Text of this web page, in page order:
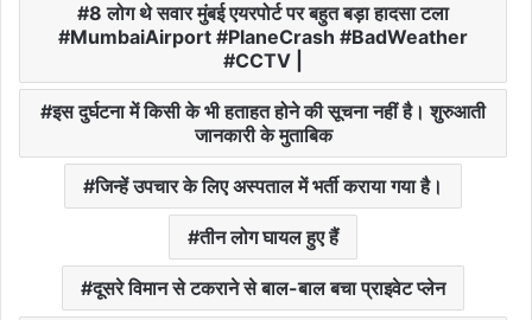
8 लोग थे सवार मुंबई एयरपोर्ट पर बहुत बड़ा हादसा टला
#MumbaiAirport #PlaneCrash #BadWeather
#CCTV |
इस दुर्घटना में किसी के भी हताहत होने की सूचना नहीं है। शुरुआती
जानकारी के मुताबिक
जिन्हें उपचार के लिए अस्पताल में भर्ती कराया गया है।
तीन लोग घायल हुए हैं
दूसरे विमान से टकराने से बाल-बाल बचा प्राइवेट प्लेन